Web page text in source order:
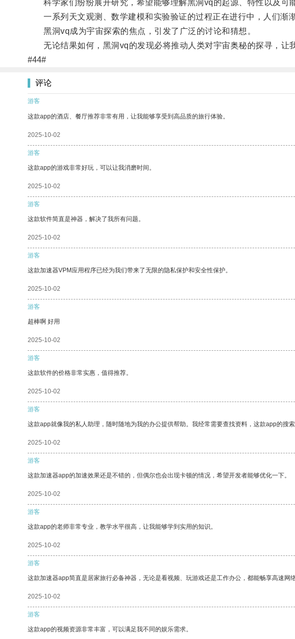
科学家们纷纷展开研究，希望能够理解黑洞vq的起源、特性以及可能
一系列天文观测、数学建模和实验验证的过程正在进行中，人们渐
黑洞vq成为宇宙探索的焦点，引发了广泛的讨论和猜想。
无论结果如何，黑洞vq的发现必将推动人类对宇宙奥秘的探寻，让
#44#
评论
游客
这款app的酒店、餐厅推荐非常有用，让我能够享受到高品质的旅行体验。
2025-10-02
游客
这款app的游戏非常好玩，可以让我消磨时间。
2025-10-02
游客
这款软件简直是神器，解决了我所有问题。
2025-10-02
游客
这款加速器VPM应用程序已经为我们带来了无限的隐私保护和安全性保护。
2025-10-02
游客
超棒啊 好用
2025-10-02
游客
这款软件的价格非常实惠，值得推荐。
2025-10-02
游客
这款app就像我的私人助理，随时随地为我的办公提供帮助。我经常需要查找资料，这款app的搜
2025-10-02
游客
这款加速器app的加速效果还是不错的，但偶尔也会出现卡顿的情况，希望开发者能够优化一下。
2025-10-02
游客
这款app的老师非常专业，教学水平很高，让我能够学到实用的知识。
2025-10-02
游客
这款加速器app简直是居家旅行必备神器，无论是看视频、玩游戏还是工作办公，都能畅享高速
2025-10-02
游客
这款app的视频资源非常丰富，可以满足我不同的娱乐需求。